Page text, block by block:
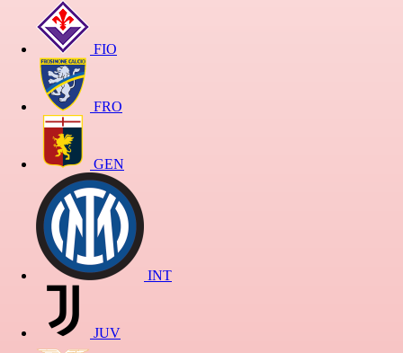
FIO
FRO
GEN
INT
JUV